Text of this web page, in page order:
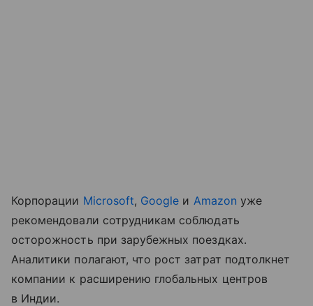
Корпорации Microsoft, Google и Amazon уже
рекомендовали сотрудникам соблюдать
осторожность при зарубежных поездках.
Аналитики полагают, что рост затрат подтолкнет
компании к расширению глобальных центров
в Индии.